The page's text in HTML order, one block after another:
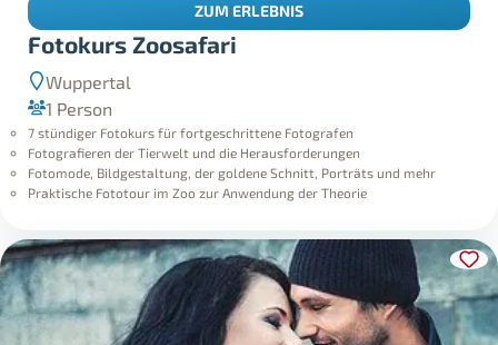
Fotokurs Zoosafari
Wuppertal
1 Person
7 stündiger Fotokurs für fortgeschrittene Fotografen
Fotografieren der Tierwelt und die Herausforderungen
Fotomode, Bildgestaltung, der goldene Schnitt, Porträts und mehr
Praktische Fototour im Zoo zur Anwendung der Theorie
ZUM ERLEBNIS